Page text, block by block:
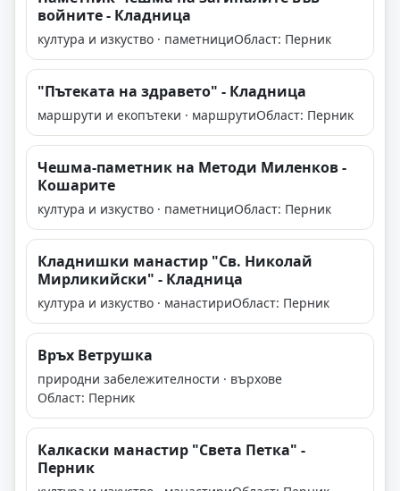
войните - Кладница
култура и изкуство · паметнициОбласт: Перник
"Пътеката на здравето" - Кладница
маршрути и екопътеки · маршрутиОбласт: Перник
Чешма-паметник на Методи Миленков -
Кошарите
култура и изкуство · паметнициОбласт: Перник
Кладнишки манастир "Св. Николай
Мирликийски" - Кладница
култура и изкуство · манастириОбласт: Перник
Връх Ветрушка
природни забележителности · върхове
Област: Перник
Калкаски манастир "Света Петка" -
Перник